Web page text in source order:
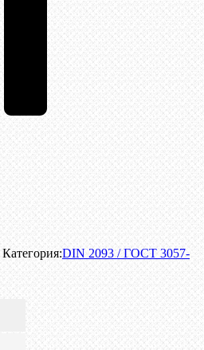
Категория:DIN 2093 / ГОСТ 3057-